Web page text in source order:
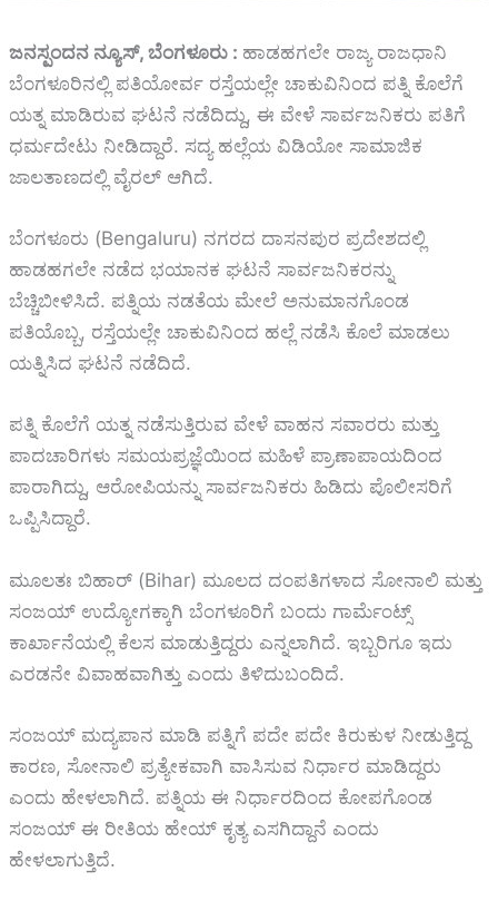
ಜನಸ್ಪಂದನ ನ್ಯೂಸ್‌, ಬೆಂಗಳೂರು : ಹಾಡಹಗಲೇ ರಾಜ್ಯ ರಾಜಧಾನಿ
ಬೆಂಗಳೂರಿನಲ್ಲಿ ಪತಿಯೋರ್ವ ರಸ್ತೆಯಲ್ಲೇ ಚಾಕುವಿನಿಂದ ಪತ್ನಿ ಕೊಲೆಗೆ
ಯತ್ನ ಮಾಡಿರುವ ಘಟನೆ ನಡೆದಿದ್ದು, ಈ ವೇಳೆ ಸಾರ್ವಜನಿಕರು ‌ಪತಿಗೆ
ಧರ್ಮದೇಟು ನೀಡಿದ್ದಾರೆ. ಸದ್ಯ ಹಲ್ಲೆಯ ವಿಡಿಯೋ ಸಾಮಾಜಿಕ
ಜಾಲತಾಣದಲ್ಲಿ ವೈರಲ್‌ ಆಗಿದೆ.
ಬೆಂಗಳೂರು (Bengaluru) ನಗರದ ದಾಸನಪುರ ಪ್ರದೇಶದಲ್ಲಿ
ಹಾಡಹಗಲೇ ನಡೆದ ಭಯಾನಕ ಘಟನೆ ಸಾರ್ವಜನಿಕರನ್ನು
ಬೆಚ್ಚಿಬೀಳಿಸಿದೆ. ಪತ್ನಿಯ ನಡತೆಯ ಮೇಲೆ ಅನುಮಾನಗೊಂಡ
ಪತಿಯೊಬ್ಬ, ರಸ್ತೆಯಲ್ಲೇ ಚಾಕುವಿನಿಂದ ಹಲ್ಲೆ ನಡೆಸಿ ಕೊಲೆ ಮಾಡಲು
ಯತ್ನಿಸಿದ ಘಟನೆ ನಡೆದಿದೆ.
ಪತ್ನಿ ಕೊಲೆಗೆ ಯತ್ನ ನಡೆಸುತ್ತಿರುವ ವೇಳೆ ವಾಹನ ಸವಾರರು ಮತ್ತು
ಪಾದಚಾರಿಗಳು ಸಮಯಪ್ರಜ್ಞೆಯಿಂದ ಮಹಿಳೆ ಪ್ರಾಣಾಪಾಯದಿಂದ
ಪಾರಾಗಿದ್ದು, ಆರೋಪಿಯನ್ನು ಸಾರ್ವಜನಿಕರು ಹಿಡಿದು ಪೊಲೀಸರಿಗೆ
ಒಪ್ಪಿಸಿದ್ದಾರೆ.
ಮೂಲತಃ ಬಿಹಾರ್‌ (Bihar) ಮೂಲದ ದಂಪತಿಗಳಾದ ಸೋನಾಲಿ ಮತ್ತು
ಸಂಜಯ್ ಉದ್ಯೋಗಕ್ಕಾಗಿ ಬೆಂಗಳೂರಿಗೆ ಬಂದು ಗಾರ್ಮೆಂಟ್ಸ್
ಕಾರ್ಖಾನೆಯಲ್ಲಿ ಕೆಲಸ ಮಾಡುತ್ತಿದ್ದರು ಎನ್ನಲಾಗಿದೆ. ಇಬ್ಬರಿಗೂ ಇದು
ಎರಡನೇ ವಿವಾಹವಾಗಿತ್ತು ಎಂದು ತಿಳಿದುಬಂದಿದೆ.
ಸಂಜಯ್ ಮದ್ಯಪಾನ ಮಾಡಿ ಪತ್ನಿಗೆ ಪದೇ ಪದೇ ಕಿರುಕುಳ ನೀಡುತ್ತಿದ್ದ
ಕಾರಣ, ಸೋನಾಲಿ ಪ್ರತ್ಯೇಕವಾಗಿ ವಾಸಿಸುವ ನಿರ್ಧಾರ ಮಾಡಿದ್ದರು
ಎಂದು ಹೇಳಲಾಗಿದೆ. ಪತ್ನಿಯ ಈ ನಿರ್ಧಾರದಿಂದ ಕೋಪಗೊಂಡ
ಸಂಜಯ್ ಈ ರೀತಿಯ ಹೇಯ್‌ ಕೃತ್ಯ ಎಸಗಿದ್ದಾನೆ ಎಂದು
ಹೇಳಲಾಗುತ್ತಿದೆ.